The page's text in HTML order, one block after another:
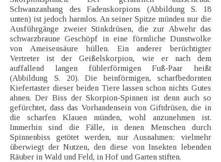
Schwanzanhang des Fadenskorpions (Abbildung S. 18
unten) ist jedoch harmlos. An seiner Spitze münden nur die
Ausführgänge zweier Stinkdrüsen, die zur Abwehr das
schwarzbraune Geschöpf in eine förmliche Dunstwolke
von Ameisensäure hüllen. Ein anderer berüchtigter
Vertreter ist der Geißelskorpion, wie er nach dem
auffallend langen fühlerförmigen Fuß-Paar heißt
(Abbildung S. 20). Die beinförmigen, scharfbedornten
Kiefertaster dieser beiden Tiere lassen schon nichts Gutes
ahnen. Der Biss der Skorpion-Spinnen ist denn auch so
gefürchtet, dass das Vorhandensein von Giftdrüsen, die in
die scharfen Klauen münden, wohl anzunehmen ist.
Immerhin sind die Fälle, in denen Menschen durch
Spinnenbiss getötet werden, nur Ausnahmen; vielmehr
überwiegt der Nutzen, den diese von Insekten lebenden
Räuber in Wald und Feld, in Hof und Garten stiften.